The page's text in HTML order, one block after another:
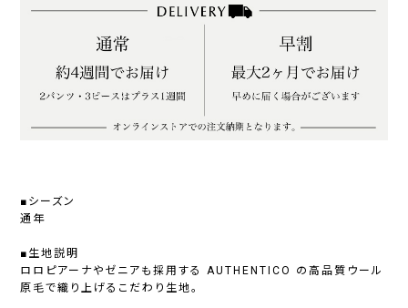
■シーズン
通年
■生地説明
ロロピアーナやゼニアも採用する AUTHENTICO の高品質ウール
原毛で織り上げるこだわり生地。